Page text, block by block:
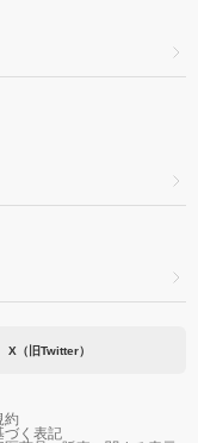
X（旧Twitter）
約
づく表記